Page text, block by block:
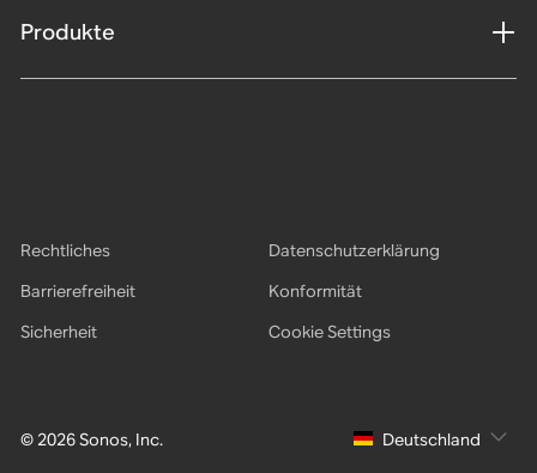
Produkte
© 2026 Sonos, Inc.
Rechtliches
Datenschutzerklärung
Barrierefreiheit
Konformität
Sicherheit
Cookie Settings
Deutschland